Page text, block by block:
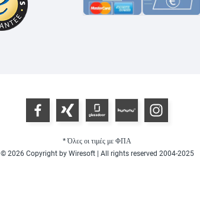
* Όλες οι τιμές με ΦΠΑ
© 2026 Copyright by Wiresoft | All rights reserved 2004-2025